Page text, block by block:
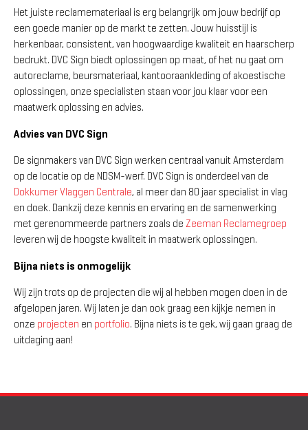
Het juiste reclamemateriaal is erg belangrijk om jouw bedrijf op
een goede manier op de markt te zetten. Jouw huisstijl is
herkenbaar, consistent, van hoogwaardige kwaliteit en haarscherp
bedrukt. DVC Sign biedt oplossingen op maat, of het nu gaat om
autoreclame, beursmateriaal, kantooraankleding of akoestische
oplossingen, onze specialisten staan voor jou klaar voor een
maatwerk oplossing en advies.
Advies van DVC Sign
De signmakers van DVC Sign werken centraal vanuit Amsterdam
op de locatie op de NDSM-werf. DVC Sign is onderdeel van de
Dokkumer Vlaggen Centrale, al meer dan 80 jaar specialist in vlag
en doek. Dankzij deze kennis en ervaring en de samenwerking
met gerenommeerde partners zoals de Zeeman Reclamegroep
leveren wij de hoogste kwaliteit in maatwerk oplossingen.
Bijna niets is onmogelijk
Wij zijn trots op de projecten die wij al hebben mogen doen in de
afgelopen jaren. Wij laten je dan ook graag een kijkje nemen in
onze projecten en portfolio. Bijna niets is te gek, wij gaan graag de
uitdaging aan!